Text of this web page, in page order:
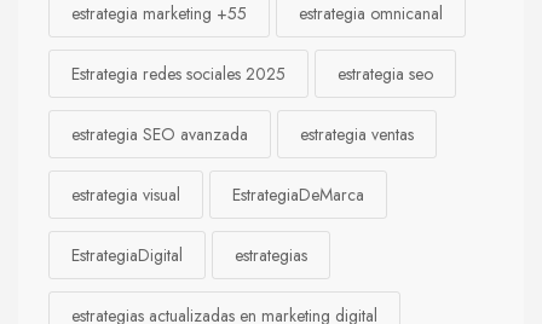
estrategia marketing +55 estrategia omnicanal
Estrategia redes sociales 2025 estrategia seo
estrategia SEO avanzada estrategia ventas
estrategia visual EstrategiaDeMarca
EstrategiaDigital estrategias
estrategias actualizadas en marketing digital